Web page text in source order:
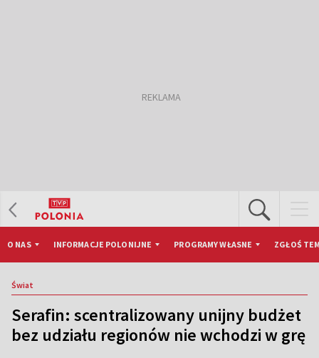
O NAS INFORMACJE POLONIJNE PROGRAMY WŁASNE ZGŁOŚ
Świat
Serafin: scentralizowany unijny budżet
bez udziału regionów nie wchodzi w grę